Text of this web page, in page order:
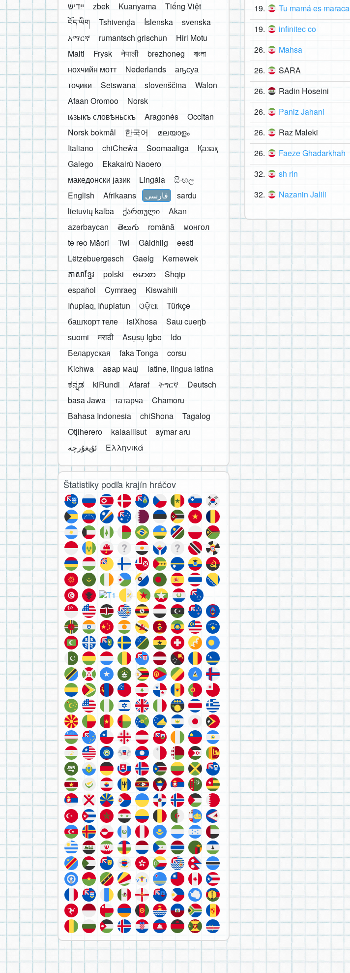
19. Tu mamá es maraca
19. infinitec co
26. Mahsa
26. SARA
26. Radin Hoseini
26. Paniz Jahani
26. Raz Maleki
26. Faeze Ghadarkhah
32. sh rin
32. Nazanin Jalili
ייִדיש
zbek Kuanyama
Tiếng Việt
བོད་ཡིག
Tshivenḓa Íslenska
svenska
አማርኛ
rumantsch grischun
Hiri Motu
Malti
Frysk नेपाली brezhoneg
বাংলা
нохчийн мотт
Nederlands
аҧсуа
тоҷикӣ
Setswana slovenščina
Walon
Afaan Oromoo
Norsk
ѩзыкъ словѣньскъ
Aragonés
Occitan
Norsk bokmål
한국어
മലയാളം
Italiano
chiCheŵa Soomaaliga
Қазақ
Galego
Ekakairũ Naoero
македонски јазик
Lingála
සිංහල
English
Afrikaans فارسی
sardu
lietuvių kalba
ქართული
Akan
azərbaycan
తెలుగు română
монгол
te reo Māori
Twi Gàidhlig
eesti
Lëtzebuergesch
Gaelg
Kernewek
ភាសាខ្មែរ
polski ဗမာစာ
Shqip
español
Cymraeg
Kiswahili
Iñupiaq, Iñupiatun
ଓଡ଼ିଆ
Türkçe
башҡорт теле
isiXhosa
Saɯ cueŋƅ
suomi
मराठी Asụsụ Igbo
Ido
Беларуская
faka Tonga
corsu
Kichwa
авар мацӀ
latine, lingua latina
ಕನ್ನಡ
kiRundi Afaraf ትግርኛ
Deutsch
basa Jawa
татарча
Chamoru
Bahasa Indonesia
chiShona
Tagalog
Otjiherero
kalaallisut
aymar aru
Ελληνικά
Štatistiky podľa krajín hráčov